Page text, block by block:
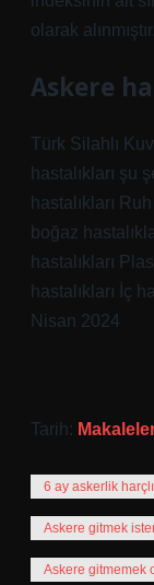
olarak alınmıştır.
Askere
Türk Silahlı
hastalıkları şu
hastalıkları
boğaz
hastalıkları
hastalıkları İç
Nisan 2024
Tarih:
6 ay askerlik
Askere gitmek
Askere gitmemek